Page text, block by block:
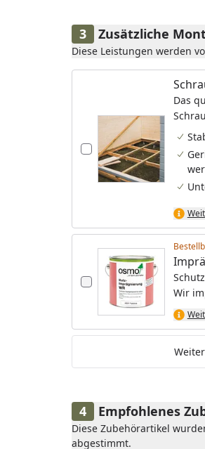
Zusätzliche
Diese Leistungen werden
Das
dem
Wir
Empfohlenes
Diese Zubehörartikel
abgestimmt.